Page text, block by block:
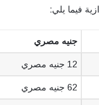
فيما يلي:
جنيه مصري
12 جنيه مصري
62 جنيه مصري